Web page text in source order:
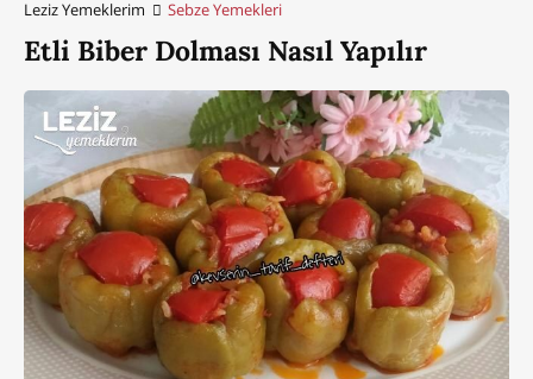
Leziz Yemeklerim Sebze Yemekleri
Etli Biber Dolması Nasıl Yapılır